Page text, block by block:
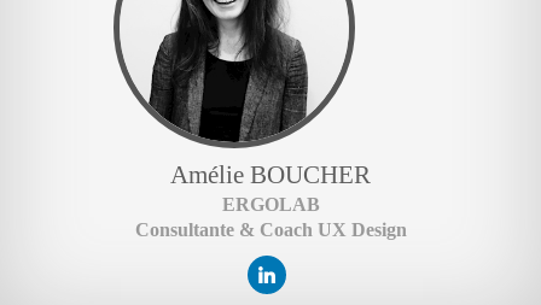
AB
Amélie BOUCHER
ERGOLAB
Consultante & Coach UX Design